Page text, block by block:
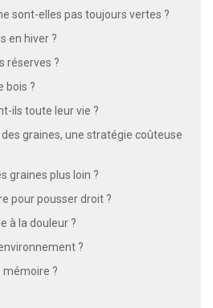
sont-elles pas toujours vertes ?
en hiver ?
réserves ?
bois ?
ils toute leur vie ?
graines, une stratégie coûteuse
graines plus loin ?
pour pousser droit ?
à la douleur ?
?
mémoire ?